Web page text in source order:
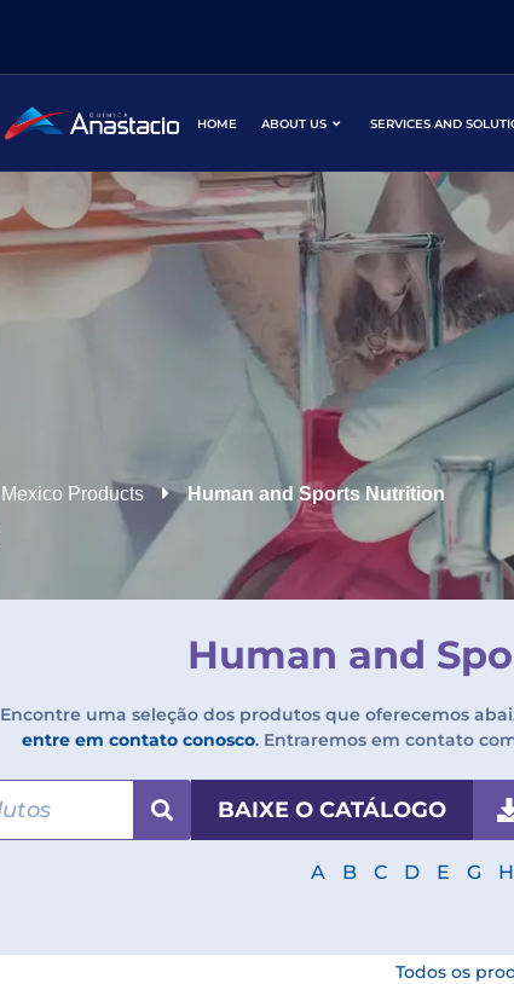
HOME ABOUT US SERVICES AND
Mexico Products Human and Sports Nutrition
Human and
Encontre uma seleção dos produtos que oferecemos
entre em contato conosco. Entraremos em contato
BAIXE O CATÁLOGO
A B C D E G H
Todos os